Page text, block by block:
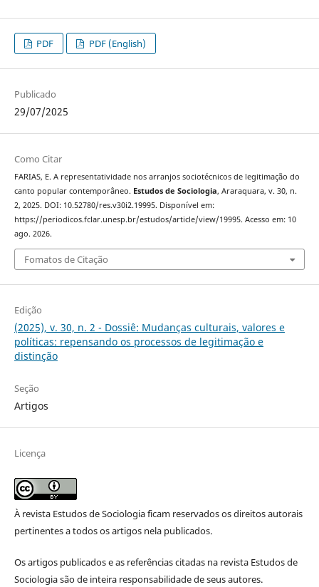
PDF PDF (English)
Publicado
29/07/2025
Como Citar
FARIAS, E. A representatividade nos arranjos sociotécnicos de legitimação do
canto popular contemporâneo. Estudos de Sociologia, Araraquara, v. 30, n.
2, 2025. DOI: 10.52780/res.v30i2.19995. Disponível em:
https://periodicos.fclar.unesp.br/estudos/article/view/19995. Acesso em: 10
ago. 2026.
Fomatos de Citação
Edição
(2025), v. 30, n. 2 - Dossiê: Mudanças culturais, valores e
políticas: repensando os processos de legitimação e
distinção
Seção
Artigos
Licença
À revista Estudos de Sociologia ficam reservados os direitos autorais
pertinentes a todos os artigos nela publicados.
Os artigos publicados e as referências citadas na revista Estudos de
Sociologia são de inteira responsabilidade de seus autores.